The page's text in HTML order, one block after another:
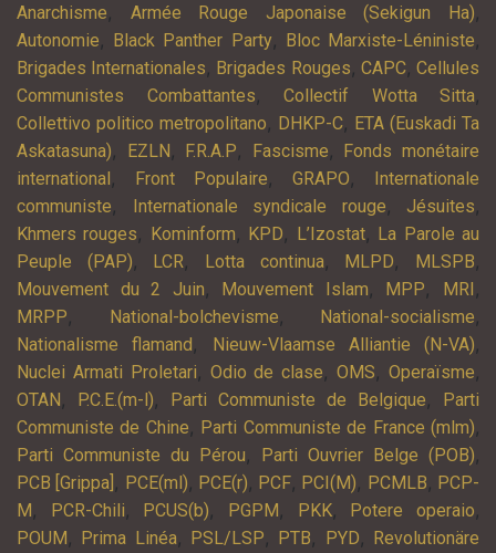
Anarchisme, Armée Rouge Japonaise (Sekigun Ha),
Autonomie, Black Panther Party, Bloc Marxiste-Léniniste,
Brigades Internationales, Brigades Rouges, CAPC,Cellules
Communistes Combattantes, Collectif Wotta Sitta,
Collettivo politico metropolitano, DHKP-C, ETA (Euskadi Ta
Askatasuna), EZLN , F.R.A.P, Fascisme,
Fonds monétaire
international , Front Populaire, GRAPO,
Internationale
communiste, Internationale syndicale rouge, Jésuites,
Khmers rouges, Kominform, KPD, L’Izostat, La Parole au
Peuple (PAP), LCR, Lotta continua, MLPD, MLSPB,
Mouvement du 2 Juin, Mouvement Islam, MPP, MRI ,
MRPP, National-bolchevisme, National-socialisme,
Nationalisme flamand , Nieuw-Vlaamse Alliantie (N-VA),
Nuclei Armati Proletari, Odio de clase,OMS,Operaïsme,
OTAN , P.C.E.(m-l), Parti Communiste de Belgique,
Parti
Communiste de Chine, Parti Communiste de France (mlm),
Parti Communiste du Pérou, Parti Ouvrier Belge (POB),
PCB [Grippa] , PCE(ml), PCE(r), PCF, PCI(M), PCMLB, PCP-
M , PCR-Chili, PCUS(b), PGPM , PKK, Potere operaio,
POUM , Prima Linéa, PSL/LSP, PTB, PYD,
Revolutionäre